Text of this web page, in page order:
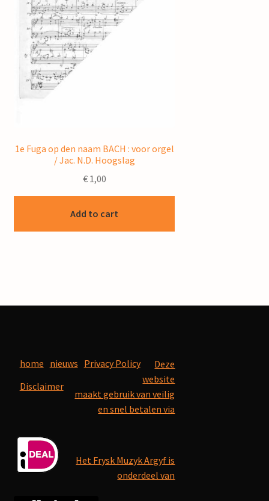
1e Fuga op den naam BACH : voor orgel
/ Jac. N.D. Hoogslag
€1,00
Add to cart
home nieuws Privacy Policy
Disclaimer
Deze
website
maakt gebruik van veilig
en snel betalen via
Het Frysk Muzyk Argyf is
onderdeel van